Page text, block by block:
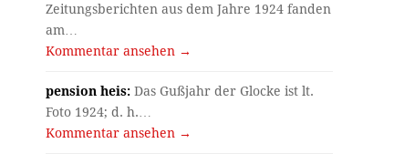
Zeitungsberichten aus dem Jahre 1924 fanden
am…
Kommentar ansehen →
pension heis: Das Gußjahr der Glocke ist lt.
Foto 1924; d. h.…
Kommentar ansehen →